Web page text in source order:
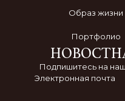
Образ жизни
Портфолио
Подпишитесь на